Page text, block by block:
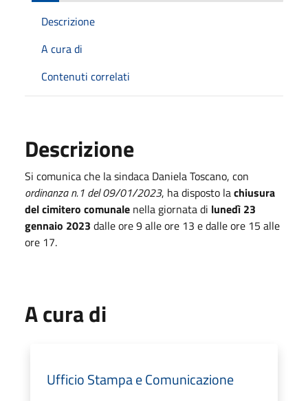
Descrizione
A cura di
Contenuti correlati
Descrizione
Si comunica che la sindaca Daniela Toscano, con
ordinanza n.1 del 09/01/2023, ha disposto lachiusura
del cimitero comunale nella giornata di lunedì 23
gennaio 2023 dalle ore 9 alle ore 13 e dalle ore 15 alle
ore 17.
A cura di
Ufficio Stampa e Comunicazione